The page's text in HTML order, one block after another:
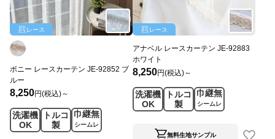
レース
ボニー レースカーテン JE-92852 ブ
ルー
8,250円(税込)～
洗濯機
OK
トルコ
製
巾継無
シームレ
ス
レース
アナベル レースカーテン JE-92883
ホワイト
8,250円(税込)～
洗濯機
OK
トルコ
製
巾継無
シームレ
ス
無料生地サンプル